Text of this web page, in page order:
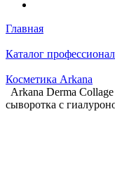
Главная
Каталог
Косметика Arkana
Arkana Derma
сыворотка с